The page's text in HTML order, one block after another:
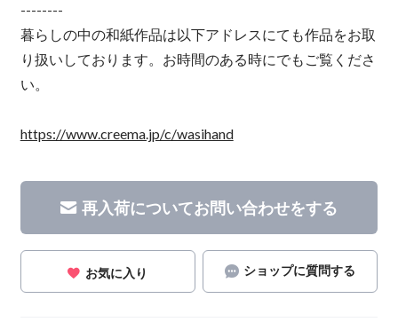
--------
暮らしの中の和紙作品は以下アドレスにても作品をお取
り扱いしております。お時間のある時にでもご覧くださ
い。
https://www.creema.jp/c/wasihand
再入荷についてお問い合わせをする
お気に入り ショップに質問する